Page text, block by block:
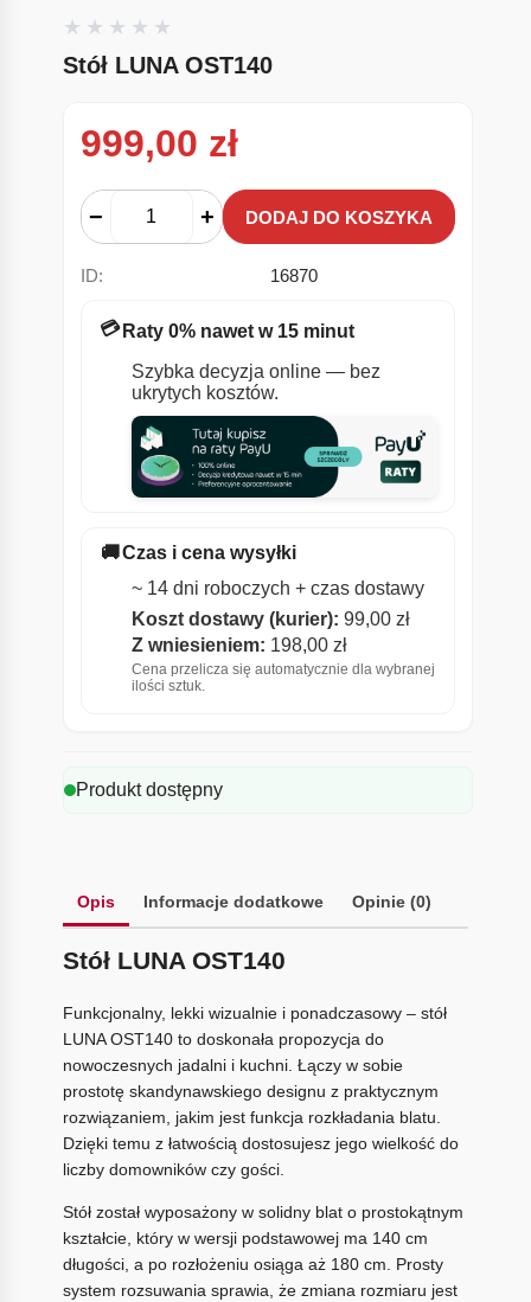
Stół LUNA OST140
999,00 zł
− + DODAJ DO KOSZYKA
ID: 16870
💳 Raty 0% nawet w 15 minut
Szybka decyzja online — bez
ukrytych kosztów.
🚚Czas i cena wysyłki
~ 14 dni roboczych + czas dostawy
Koszt dostawy (kurier): 99,00 zł
Z wniesieniem: 198,00 zł
Cena przelicza się automatycznie dla wybranej
ilości sztuk.
Produkt dostępny
Opis Informacje dodatkowe Opinie (0)
Stół LUNA OST140
Funkcjonalny, lekki wizualnie i ponadczasowy – stół
LUNA OST140 to doskonała propozycja do
nowoczesnych jadalni i kuchni. Łączy w sobie
prostotę skandynawskiego designu z praktycznym
rozwiązaniem, jakim jest funkcja rozkładania blatu.
Dzięki temu z łatwością dostosujesz jego wielkość do
liczby domowników czy gości.
Stół został wyposażony w solidny blat o prostokątnym
kształcie, który w wersji podstawowej ma 140 cm
długości, a po rozłożeniu osiąga aż 180 cm. Prosty
system rozsuwania sprawia, że zmiana rozmiaru jest